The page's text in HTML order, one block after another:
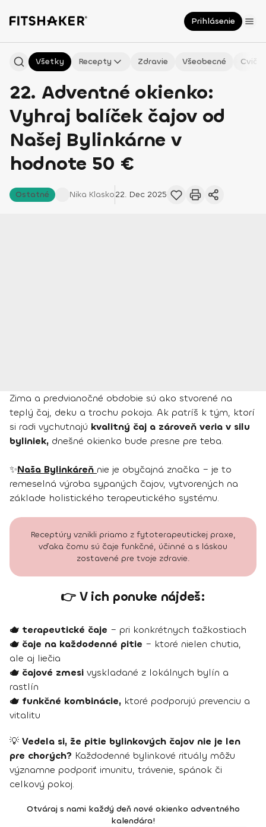
Prihlásenie
Všetky Recepty Zdravie Všeobecné
22. Adventné okienko:
Vyhraj balíček čajov od
Našej Bylinkárne v
hodnote 50 €
Ostatné Nika Klasko22. Dec 2025
Zima a predvianočné obdobie sú ako stvorené na
teplý čaj, deku a trochu pokoja. Ak patríš k tým, ktorí
si radi vychutnajú kvalitný čaj a zároveň veria v silu
byliniek, dnešné okienko bude presne pre teba.
✨Naša Bylinkáreň nie je obyčajná značka – je to
remeselná výroba sypaných čajov, vytvorených na
základe holistického terapeutického systému.
Receptúry vznikli priamo z fytoterapeutickej praxe,
vďaka čomu sú čaje funkčné, účinné a s láskou
zostavené pre tvoje zdravie.
👉 V ich ponuke nájdeš:
🫖 terapeutické čaje – pri konkrétnych ťažkostiach
🫖 čaje na každodenné pitie – ktoré nielen chutia,
ale aj liečia
🫖 čajové zmesi vyskladané z lokálnych bylín a
rastlín
🫖 funkčné kombinácie, ktoré podporujú prevenciu a
vitalitu
💡 Vedela si, že pitie bylinkových čajov nie je len
pre chorých? Každodenné bylinkové rituály môžu
významne podporiť imunitu, trávenie, spánok či
celkový pokoj.
Otváraj s nami každý deň nové okienko adventného
kalendára!